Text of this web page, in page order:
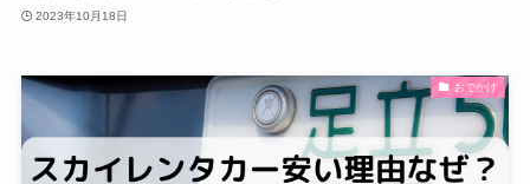
2023年10月18日
おでかけ